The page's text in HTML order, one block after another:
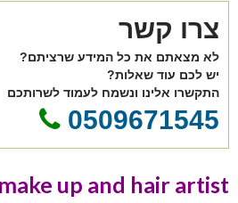
צרו קשר
לא מצאתם את כל המידע שרציתם?
יש לכם עוד שאלות?
התקשרו אלינו ונשמח לעמוד לשרותכם
0509671545